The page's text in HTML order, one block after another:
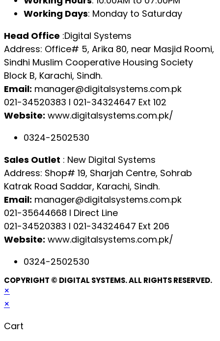
Working Days: Monday to Saturday
Head Office :Digital Systems
Address: Office# 5, Arika 80, near Masjid Roomi,
Sindhi Muslim Cooperative Housing Society
Block B, Karachi, Sindh.
Email: manager@digitalsystems.com.pk
021-34520383 l 021-34324647 Ext 102
Website: www.digitalsystems.com.pk/
0324-2502530
Sales Outlet : New Digital Systems
Address: Shop# 19, Sharjah Centre, Sohrab
Katrak Road Saddar, Karachi, Sindh.
Email: manager@digitalsystems.com.pk
021-35644668 l Direct Line
021-34520383 l 021-34324647 Ext 206
Website: www.digitalsystems.com.pk/
0324-2502530
COPYRIGHT © DIGITAL SYSTEMS. ALL RIGHTS RESERVED.
×
×
Cart